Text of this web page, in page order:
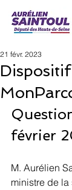
Dispositif
21 févr. 2023
février
M. Aurélien
ministre de